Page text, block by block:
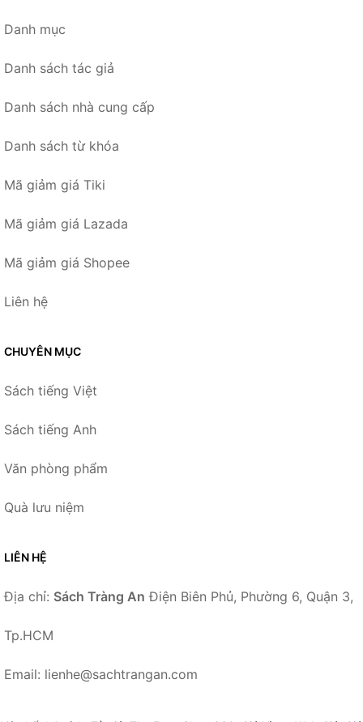
Danh mục
Danh sách tác giả
Danh sách nhà cung cấp
Danh sách từ khóa
Mã giảm giá Tiki
Mã giảm giá Lazada
Mã giảm giá Shopee
Liên hệ
CHUYÊN MỤC
Sách tiếng Việt
Sách tiếng Anh
Văn phòng phẩm
Quà lưu niệm
LIÊN HỆ
Địa chỉ: Sách Tràng An Điện Biên Phủ, Phường 6, Quận 3,
Tp.HCM
Email: lienhe@sachtrangan.com